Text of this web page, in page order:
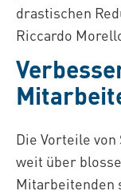
drastischen
Riccardo
Die Vorteile
weit über
Mitarbeitenden